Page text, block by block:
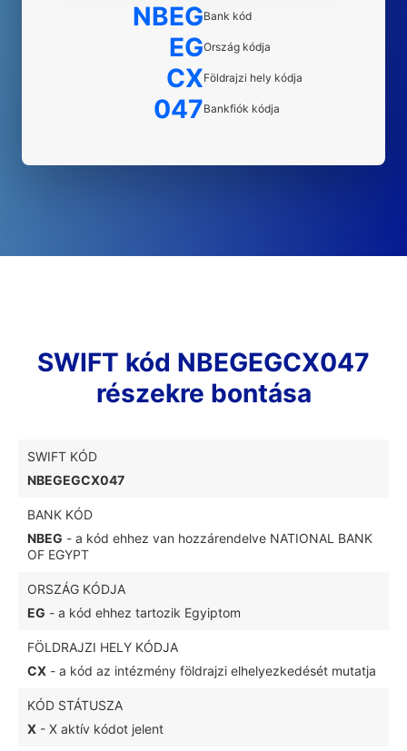
NBEGBank kód
EGOrszág kódja
CXFöldrajzi hely kódja
047Bankfiók kódja
SWIFT kód NBEGEGCX047
részekre bontása
SWIFT KÓD
NBEGEGCX047
BANK KÓD
NBEG - a kód ehhez van hozzárendelve NATIONAL BANK
OF EGYPT
ORSZÁG KÓDJA
EG - a kód ehhez tartozik Egyiptom
FÖLDRAJZI HELY KÓDJA
CX - a kód az intézmény földrajzi elhelyezkedését mutatja
KÓD STÁTUSZA
X - X aktív kódot jelent